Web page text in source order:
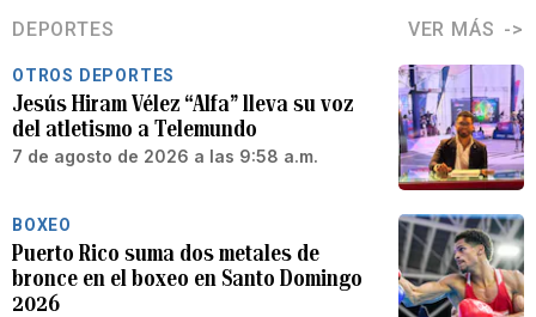
DEPORTES VER MÁS
OTROS DEPORTES
Jesús Hiram Vélez “Alfa” lleva su voz
del atletismo a Telemundo
7 de agosto de 2026 a las 9:58 a.m.
BOXEO
Puerto Rico suma dos metales de
bronce en el boxeo en Santo Domingo
2026